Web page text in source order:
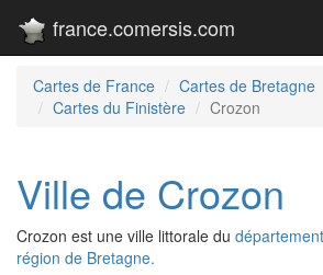
france.comersis.com
Cartes de France
Cartes de Bretagne
Cartes du Finistère
Crozon
Ville de Crozon
Crozon est une ville littorale du
région de Bretagne.